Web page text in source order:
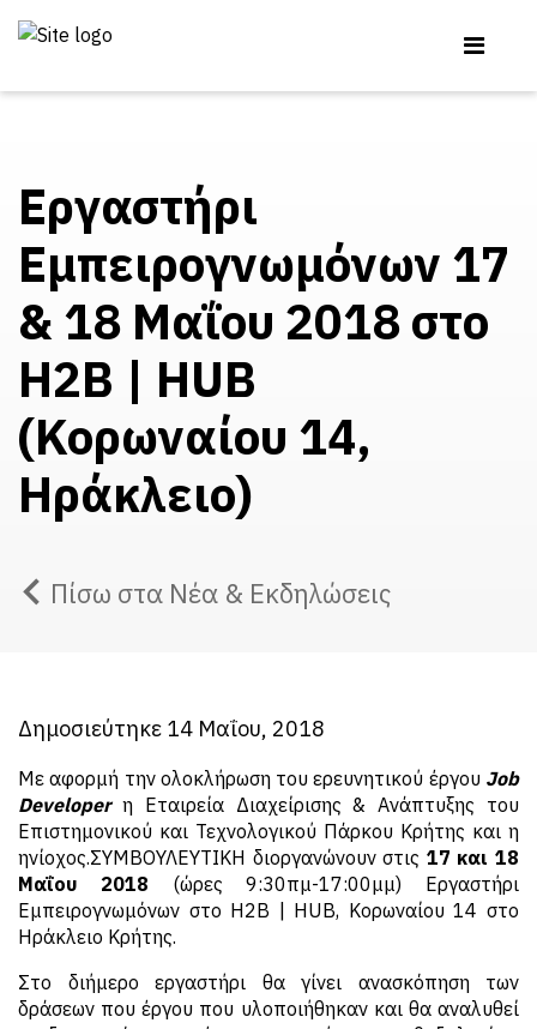
Εργαστήρι
Εμπειρογνωμόνων 17
& 18 Μαΐου 2018 στο
Η2Β | ΗUΒ
(Κορωναίου 14,
Ηράκλειο)
Πίσω στα Νέα & Εκδηλώσεις
Δημοσιεύτηκε 14 Μαΐου, 2018
Με αφορμή την ολοκλήρωση του ερευνητικού έργου Job
Developer η Εταιρεία Διαχείρισης & Ανάπτυξης του
Επιστημονικού και Τεχνολογικού Πάρκου Κρήτης και η
ηνίοχος.ΣΥΜΒΟΥΛΕΥΤΙΚΗ διοργανώνουν στις 17 και 18
Μαΐου 2018 (ώρες 9:30πμ-17:00μμ) Εργαστήρι
Εμπειρογνωμόνων στο Η2Β | ΗUΒ, Κορωναίου 14 στο
Ηράκλειο Κρήτης.
Στο διήμερο εργαστήρι θα γίνει ανασκόπηση των
δράσεων που έργου που υλοποιήθηκαν και θα αναλυθεί